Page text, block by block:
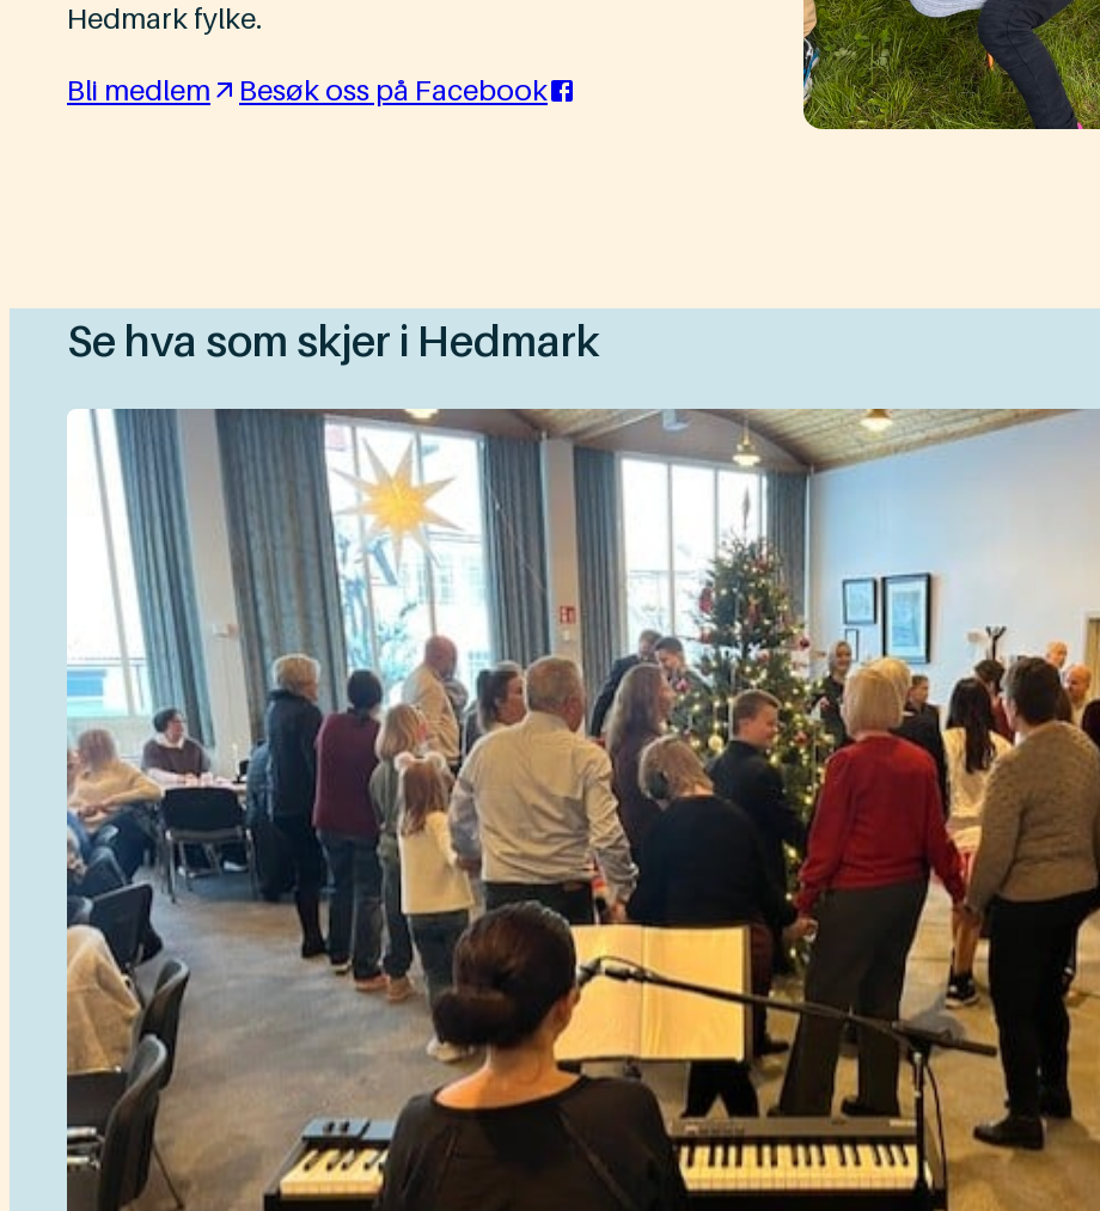
Hedmark fylke.
Bli medlem Besøk oss på Facebook
Se hva som skjer i Hedmark